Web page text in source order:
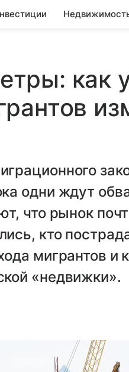
как
одни ждут
что рынок
кто
мигрантов и
«недвижки».